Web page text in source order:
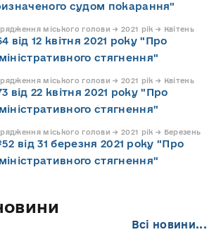
судом покарання"
міського голови → 2021 рік → Квітень
від 12 квітня 2021 року "Про
стягнення"
міського голови → 2021 рік → Квітень
від 22 квітня 2021 року "Про
стягнення"
міського голови → 2021 рік → Березень
від 31 березня 2021 року "Про
стягнення"
Всі новини...